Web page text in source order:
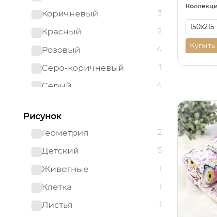
220*230
220*235
220х215
240*215
240*230
260*215 14
260*230 5
50*70 5
110х140 0
120*200 0
Коричневый 3
Красный 2
Розовый 4
Серо-коричневый 1
Серый 4
Черный
Бирюзовый
Бордовый
Бронзовый
Брусничный
В ассортименте
Рисунок
Геометрия
2
Детский 5
Животные 1
Клетка 1
Листья 1
Купить